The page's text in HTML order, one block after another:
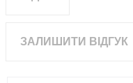
ЗАЛИШИТИ ВІДГУК